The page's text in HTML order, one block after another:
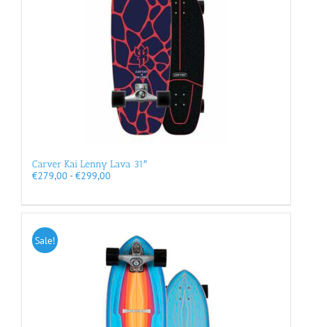
Carver Kai Lenny Lava 31″
€279,00 - €299,00Prijsklasse:
€299,00
Sale!